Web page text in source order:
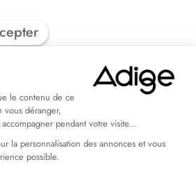
le contenu de ce
vous déranger,
pendant votre visite...
la personnalisation des annonces et vous
possible.